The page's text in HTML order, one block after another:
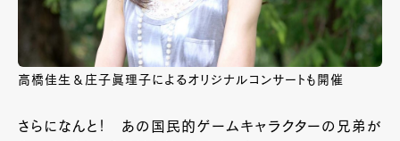
高橋佳生＆庄子眞理子によるオリジナルコンサートも開催
さらになんと！ あの国民的ゲームキャラクターの兄弟が